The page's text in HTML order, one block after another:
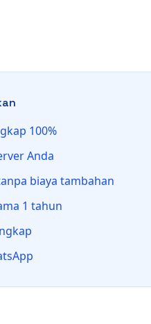
100%
Anda
biaya tambahan
1 tahun